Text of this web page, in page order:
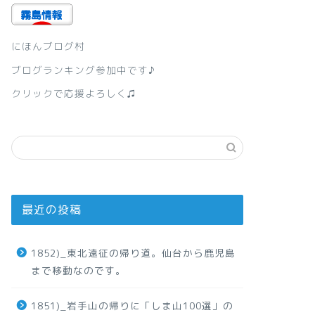
にほんブログ村
ブログランキング参加中です♪
クリックで応援よろしく♫
最近の投稿
1852)_東北遠征の帰り道。仙台から鹿児島
まで移動なのです。
1851)_岩手山の帰りに「しま山100選」の